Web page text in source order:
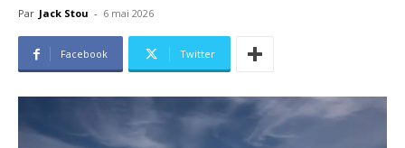
Par Jack Stou - 6 mai 2026
Facebook Twitter